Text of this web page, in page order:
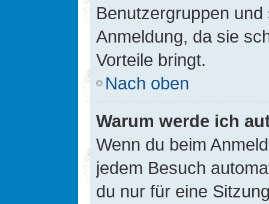
Benutzergruppen
Anmeldung, da sie
Vorteile bringt.
Nach oben
Warum werde ich
Wenn du beim
jedem Besuch
du nur für eine